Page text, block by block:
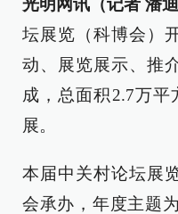
光明网讯（记者 潘迪
坛展览（科博会）
动、展览展示、推
成，总面积2.7万平
展。
本届中关村论坛展
会承办，年度主题